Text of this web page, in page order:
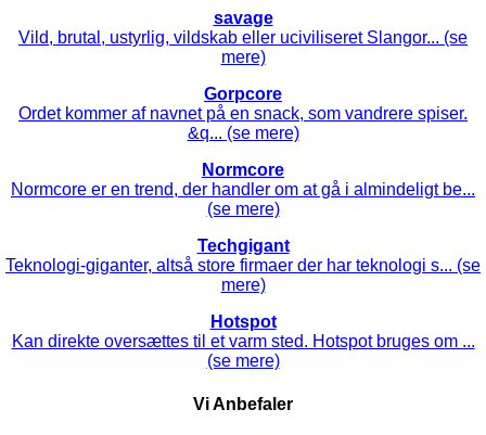
savage
Vild, brutal, ustyrlig, vildskab eller uciviliseret Slangor... (se
mere)
Gorpcore
Ordet kommer af navnet på en snack, som vandrere spiser.
&q... (se mere)
Normcore
Normcore er en trend, der handler om at gå i almindeligt be...
(se mere)
Techgigant
Teknologi-giganter, altså store firmaer der har teknologi s... (se
mere)
Hotspot
Kan direkte oversættes til et varm sted. Hotspot bruges om ...
(se mere)
Vi Anbefaler